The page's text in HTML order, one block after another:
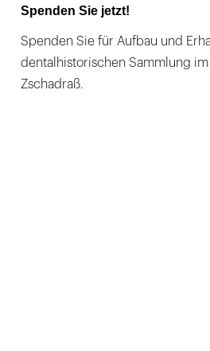
Spenden Sie jetzt!
Spenden Sie für Aufbau und
dentalhistorischen Sammlung im
Zschadraß.